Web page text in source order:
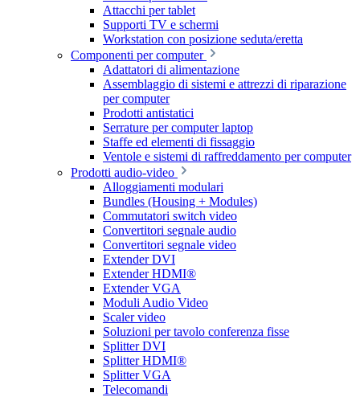
Attacchi per tablet
Supporti TV e schermi
Workstation con posizione seduta/eretta
Componenti per computer
Adattatori di alimentazione
Assemblaggio di sistemi e attrezzi di riparazione
per computer
Prodotti antistatici
Serrature per computer laptop
Staffe ed elementi di fissaggio
Ventole e sistemi di raffreddamento per computer
Prodotti audio-video
Alloggiamenti modulari
Bundles (Housing + Modules)
Commutatori switch video
Convertitori segnale audio
Convertitori segnale video
Extender DVI
Extender HDMI®
Extender VGA
Moduli Audio Video
Scaler video
Soluzioni per tavolo conferenza fisse
Splitter DVI
Splitter HDMI®
Splitter VGA
Telecomandi